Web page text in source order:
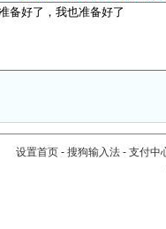
设置首页 - 搜狗输入法 - 支付中